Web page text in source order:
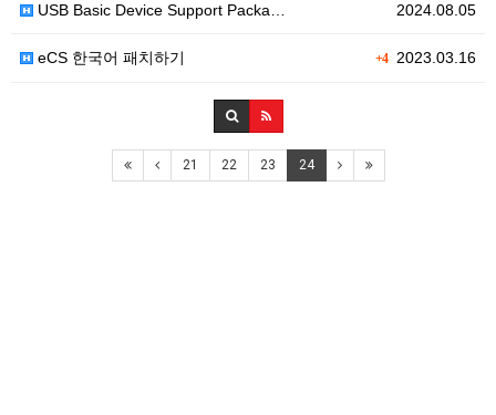
2024.08.05
USB Basic Device Support Packa…
+42023.03.16
eCS 한국어 패치하기
21 22 23 24